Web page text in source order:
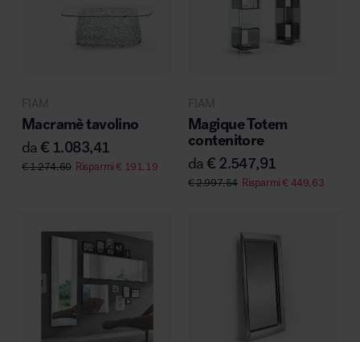
FIAM
Macramè tavolino
da€ 1.083,41
€1.274,60 Risparmi€191,19
FIAM
Magique Totem
contenitore
da€ 2.547,91
€2.997,54 Risparmi€ 449,63